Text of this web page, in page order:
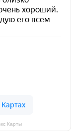
Карты